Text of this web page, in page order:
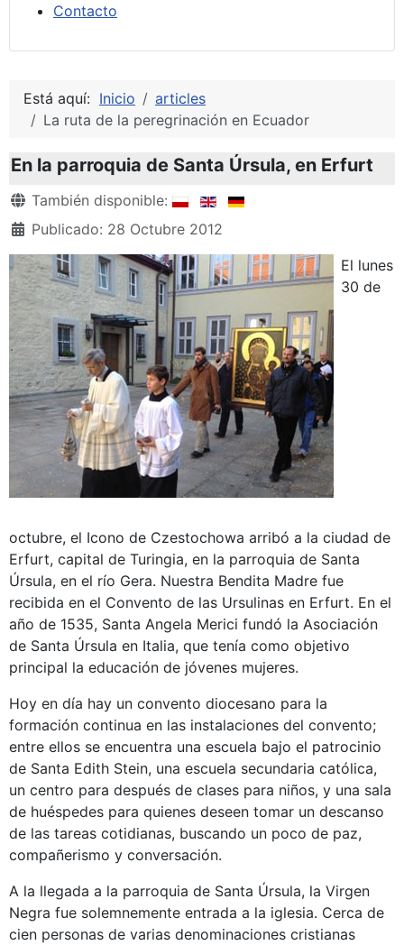
Contacto
Está aquí: Inicio
articles
La ruta de la peregrinación en Ecuador
En la parroquia de Santa Úrsula, en Erfurt
Detalles
También disponible:
Publicado: 28 Octubre 2012
El lunes
30 de
octubre, el Icono de Czestochowa arribó a la ciudad de
Erfurt, capital de Turingia, en la parroquia de Santa
Úrsula, en el río Gera. Nuestra Bendita Madre fue
recibida en el Convento de las Ursulinas en Erfurt. En el
año de 1535, Santa Angela Merici fundó la Asociación
de Santa Úrsula en Italia, que tenía como objetivo
principal la educación de jóvenes mujeres.
Hoy en día hay un convento diocesano para la
formación continua en las instalaciones del convento;
entre ellos se encuentra una escuela bajo el patrocinio
de Santa Edith Stein, una escuela secundaria católica,
un centro para después de clases para niños, y una sala
de huéspedes para quienes deseen tomar un descanso
de las tareas cotidianas, buscando un poco de paz,
compañerismo y conversación.
A la llegada a la parroquia de Santa Úrsula, la Virgen
Negra fue solemnemente entrada a la iglesia. Cerca de
cien personas de varias denominaciones cristianas